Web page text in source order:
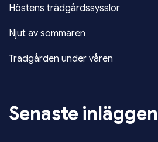
Höstens trädgårdssysslor
Njut av sommaren
Trädgården under våren
Senaste inläggen